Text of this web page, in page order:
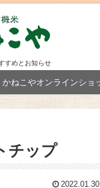
すめとお知らせ
かねこやオンラインショ
チップ
2022.01.30